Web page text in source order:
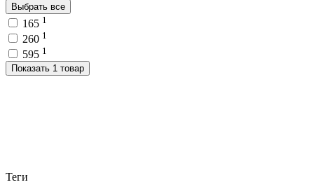
Выбрать все
165 1
260 1
595 1
Показать 1 товар
Теги